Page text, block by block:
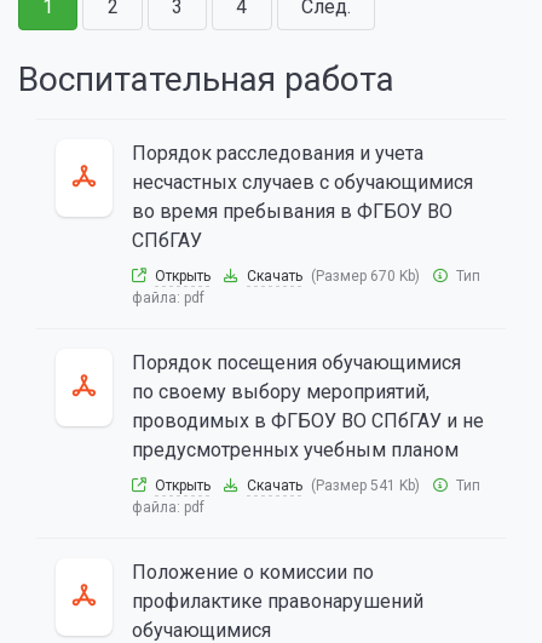
1 2 3 4 След.
Воспитательная работа
Порядок расследования и учета
несчастных случаев с обучающимися
во время пребывания в ФГБОУ ВО
СПбГАУ
Открыть Скачать (Размер 670 Kb)
Тип
файла: pdf
Порядок посещения обучающимися
по своему выбору мероприятий,
проводимых в ФГБОУ ВО СПбГАУ и не
предусмотренных учебным планом
Открыть Скачать (Размер 541 Kb)
Тип
файла: pdf
Положение о комиссии по
профилактике правонарушений
обучающимися